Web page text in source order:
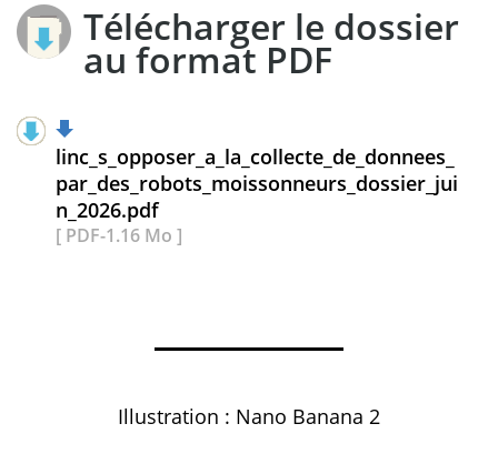
Télécharger le dossier
au format PDF
linc_s_opposer_a_la_collecte_de_donnees_
par_des_robots_moissonneurs_dossier_jui
n_2026.pdf
[ PDF-1.16 Mo ]
Illustration : Nano Banana 2